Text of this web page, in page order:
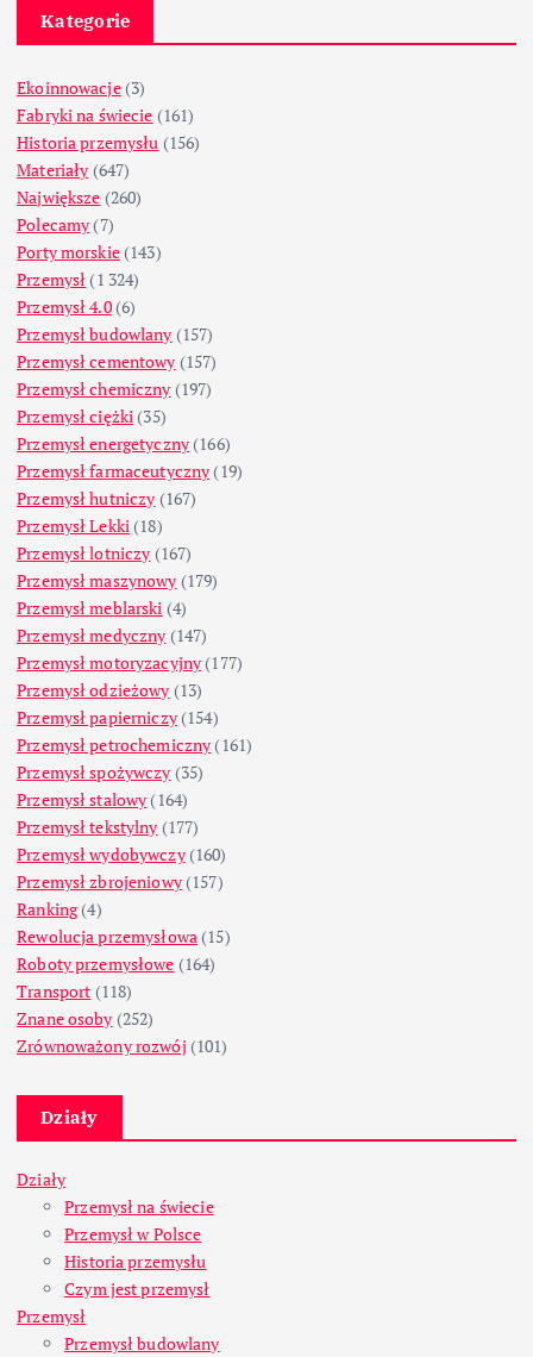
Kategorie
Ekoinnowacje(3)
Fabryki na świecie (161)
Historia przemysłu (156)
Materiały (647)
Największe (260)
Polecamy (7)
Porty morskie(143)
Przemysł (1 324)
Przemysł 4.0(6)
Przemysł budowlany (157)
Przemysł cementowy (157)
Przemysł chemiczny (197)
Przemysł ciężki (35)
Przemysł energetyczny (166)
Przemysł farmaceutyczny (19)
Przemysł hutniczy (167)
Przemysł Lekki (18)
Przemysł lotniczy (167)
Przemysł maszynowy (179)
Przemysł meblarski (4)
Przemysł medyczny (147)
Przemysł motoryzacyjny (177)
Przemysł odzieżowy (13)
Przemysł papierniczy(154)
Przemysł petrochemiczny (161)
Przemysł spożywczy (35)
Przemysł stalowy (164)
Przemysł tekstylny (177)
Przemysł wydobywczy(160)
Przemysł zbrojeniowy(157)
Ranking(4)
Rewolucja przemysłowa (15)
Roboty przemysłowe (164)
Transport (118)
Znane osoby (252)
Zrównoważony rozwój (101)
Działy
Działy
Przemysł na świecie
Przemysł w Polsce
Historia przemysłu
Czym jest przemysł
Przemysł
Przemysł budowlany